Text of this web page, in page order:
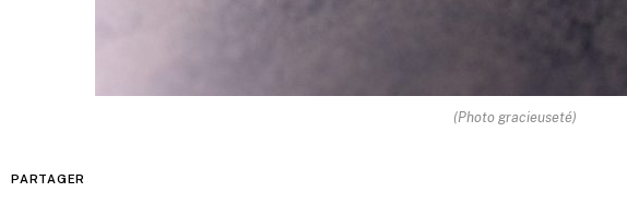
(Photo gracieuseté)
PARTAGER